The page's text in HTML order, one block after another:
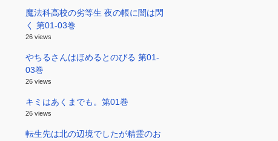
魔法科高校の劣等生 夜の帳に闇は閃
く 第01-03巻
26 views
やちるさんはほめるとのびる 第01-
03巻
26 views
キミはあくまでも。第01巻
26 views
転生先は北の辺境でしたが精霊のお